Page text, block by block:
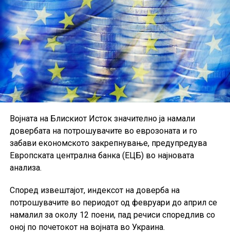
предупредуваат дека одржливоста на растот ќе
зависи од идната побарувачка и глобалните
економски услови.
Војната на Блискиот Исток значително ја намали
довербата на потрошувачите во еврозоната и го
забави економското закрепнување, предупредува
Европската централна банка (ЕЦБ) во најновата
анализа.
Според извештајот, индексот на доверба на
потрошувачите во периодот од февруари до април се
намалил за околу 12 поени, пад речиси споредлив со
оној по почетокот на војната во Украина.